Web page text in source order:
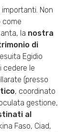
Non
come
la nostra
di
Egidio
cedere le
(presso
, coordinato
gestione,
al
Faso, Ciad,